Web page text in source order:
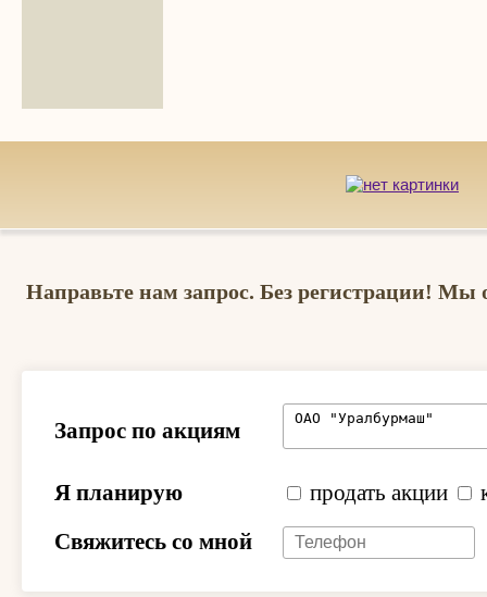
Направьте нам запрос. Без регистрации! Мы
Запрос по акциям
Я планирую продать акции
Свяжитесь со мной